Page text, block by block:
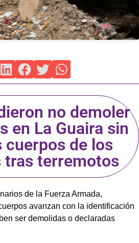
no demoler
en La Guaira sin
cuerpos de los
tras terremotos
de la Fuerza Armada,
avanzan con la identificación
ser demolidas o declaradas